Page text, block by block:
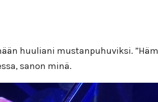
huuliani mustanpuhuviksi.
sanon minä.